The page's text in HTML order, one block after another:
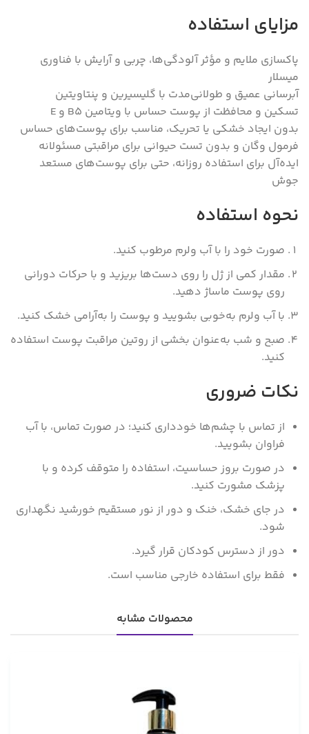
مزایای استفاده
پاکسازی ملایم و مؤثر آلودگی‌ها، چربی و آرایش با فناوری
میسلار
آبرسانی عمیق و طولانی‌مدت با گلیسیرین و پنتاویتین
تسکین و محافظت از پوست حساس با ویتامین B5 و E
بدون ایجاد خشکی یا تحریک، مناسب برای پوست‌های حساس
فرمول وگان و بدون تست حیوانی برای مراقبتی مسئولانه
ایده‌آل برای استفاده روزانه، حتی برای پوست‌های مستعد
جوش
نحوه استفاده
صورت خود را با آب ولرم مرطوب کنید.
مقدار کمی از ژل را روی دست‌ها بریزید و با حرکات دورانی
روی پوست ماساژ دهید.
با آب ولرم به‌خوبی بشویید و پوست را به‌آرامی خشک کنید.
صبح و شب به‌عنوان بخشی از روتین مراقبت پوست استفاده
کنید.
نکات ضروری
از تماس با چشم‌ها خودداری کنید؛ در صورت تماس، با آب
فراوان بشویید.
در صورت بروز حساسیت، استفاده را متوقف کرده و با
پزشک مشورت کنید.
در جای خشک، خنک و دور از نور مستقیم خورشید نگهداری
شود.
دور از دسترس کودکان قرار گیرد.
فقط برای استفاده خارجی مناسب است.
محصولات مشابه